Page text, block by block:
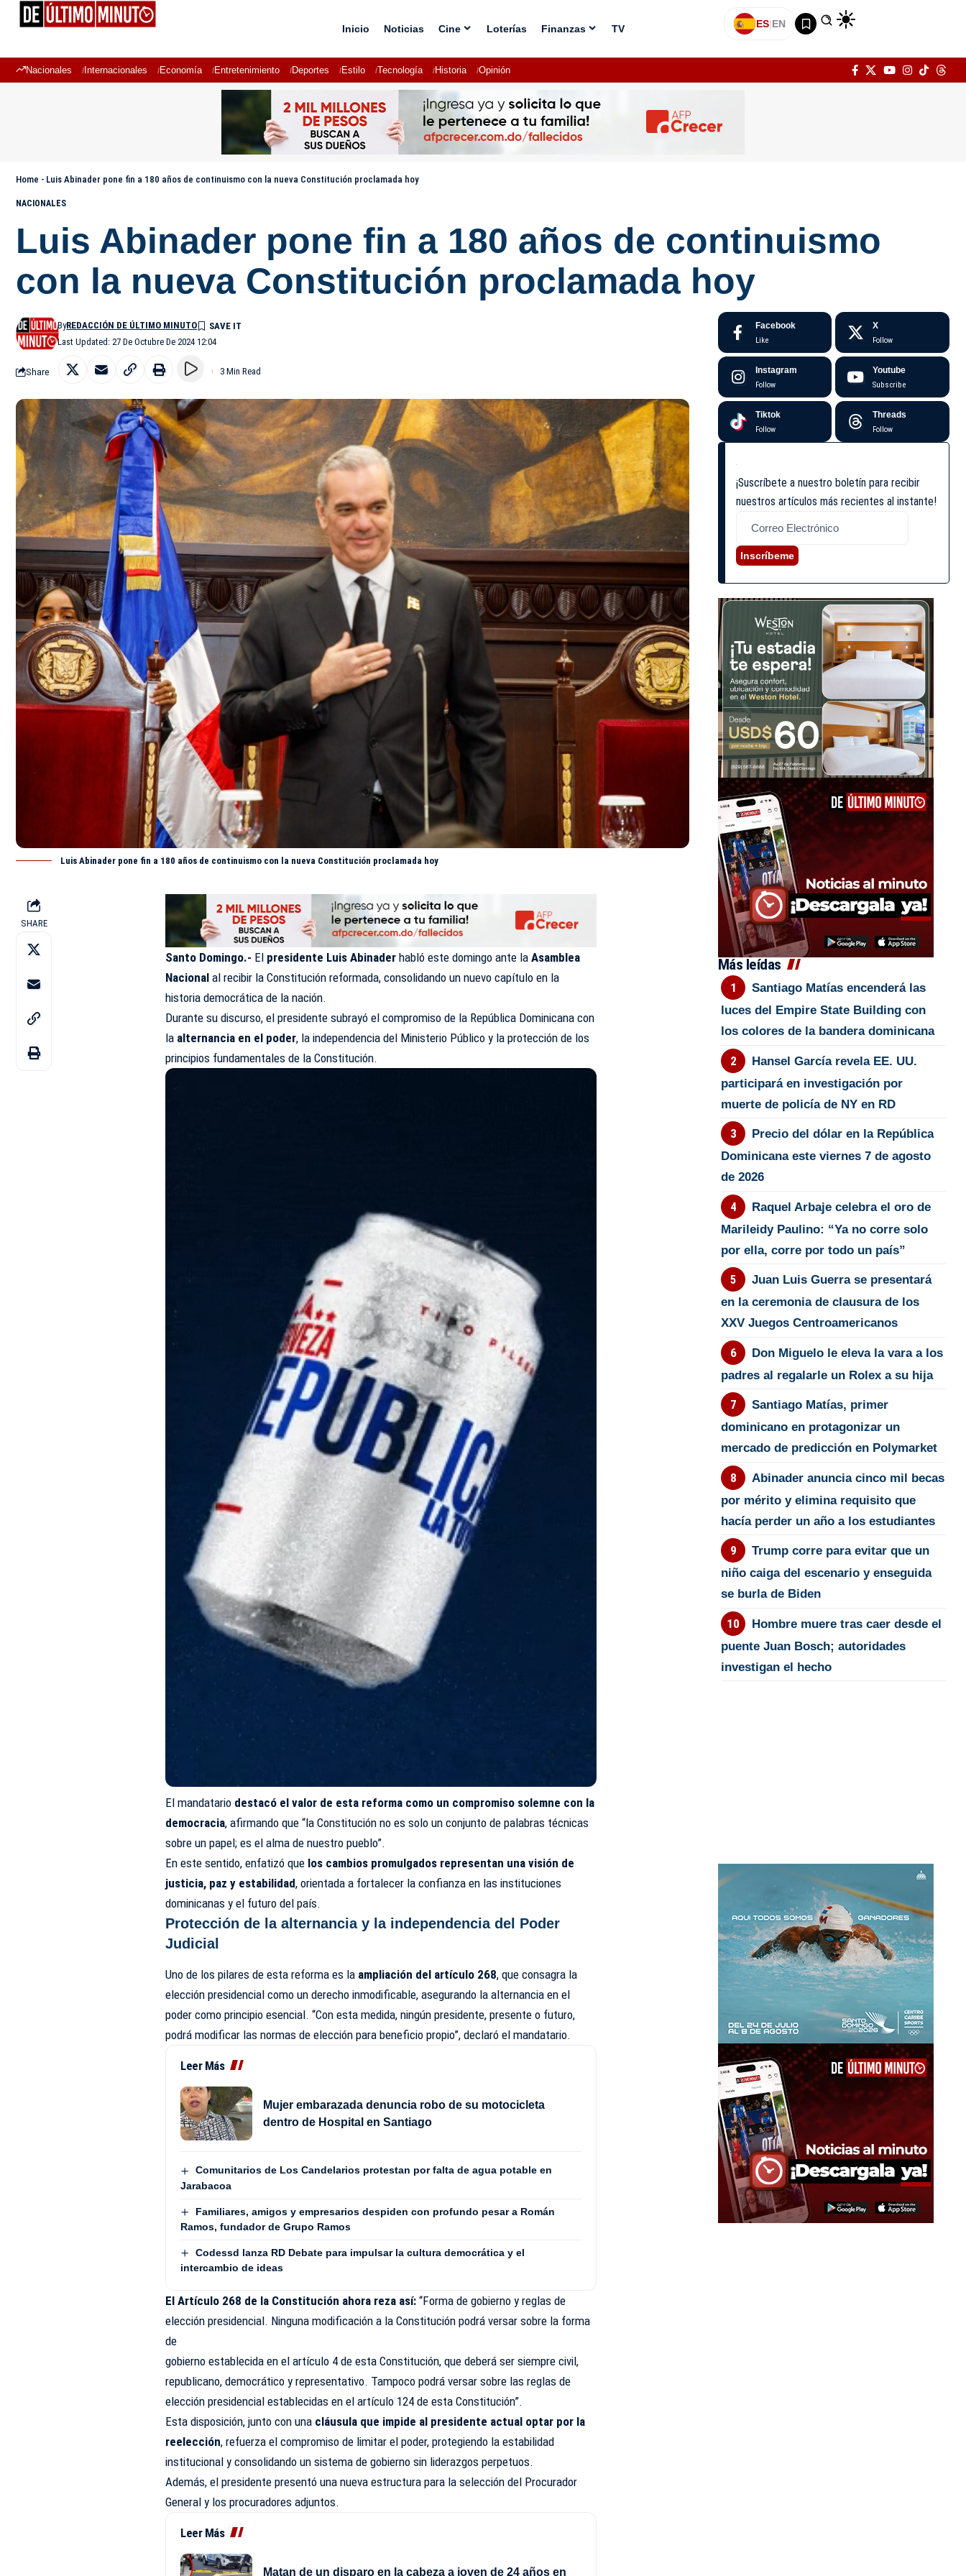
Inicio Noticias Cine Loterías Finanzas TV ES|EN
Nacionales Internacionales Economía Entretenimiento Deportes Estilo Tecnología Historia Opinión
Home - Luis Abinader pone fin a 180 años de continuismo con la nueva Constitución proclamada hoy
NACIONALES
Luis Abinader pone fin a 180 años de continuismo
con la nueva Constitución proclamada hoy
Last Updated: 27 De Octubre De 2024 12:04
ByREDACCIÓN DE ÚLTIMO MINUTO
Share 3 Min Read
Luis Abinader pone fin a 180 años de continuismo con la nueva Constitución proclamada hoy
SHARE
Santo Domingo.- El presidente Luis Abinader habló este domingo ante la Asamblea
Nacional al recibir la Constitución reformada, consolidando un nuevo capítulo en la
historia democrática de la nación.
Durante su discurso, el presidente subrayó el compromiso de la República Dominicana con
la alternancia en el poder, la independencia del Ministerio Público y la protección de los
principios fundamentales de la Constitución.
El mandatario destacó el valor de esta reforma como un compromiso solemne con la
democracia, afirmando que “la Constitución no es solo un conjunto de palabras técnicas
sobre un papel; es el alma de nuestro pueblo”.
En este sentido, enfatizó que los cambios promulgados representan una visión de
justicia, paz y estabilidad, orientada a fortalecer la confianza en las instituciones
dominicanas y el futuro del país.
Protección de la alternancia y la independencia del Poder
Judicial
Uno de los pilares de esta reforma es la ampliación del artículo 268, que consagra la
elección presidencial como un derecho inmodificable, asegurando la alternancia en el
poder como principio esencial. “Con esta medida, ningún presidente, presente o futuro,
podrá modificar las normas de elección para beneficio propio”, declaró el mandatario.
Leer Más
Mujer embarazada denuncia robo de su motocicleta
dentro de Hospital en Santiago
Comunitarios de Los Candelarios protestan por falta de agua potable en
Jarabacoa
Familiares, amigos y empresarios despiden con profundo pesar a Román
Ramos, fundador de Grupo Ramos
Codessd lanza RD Debate para impulsar la cultura democrática y el
intercambio de ideas
El Artículo 268 de la Constitución ahora reza así: “Forma de gobierno y reglas de
elección presidencial. Ninguna modificación a la Constitución podrá versar sobre la forma
de
gobierno establecida en el artículo 4 de esta Constitución, que deberá ser siempre civil,
republicano, democrático y representativo. Tampoco podrá versar sobre las reglas de
elección presidencial establecidas en el artículo 124 de esta Constitución”.
Esta disposición, junto con una cláusula que impide al presidente actual optar por la
reelección, refuerza el compromiso de limitar el poder, protegiendo la estabilidad
institucional y consolidando un sistema de gobierno sin liderazgos perpetuos.
Además, el presidente presentó una nueva estructura para la selección del Procurador
General y los procuradores adjuntos.
Leer Más
Matan de un disparo en la cabeza a joven de 24 años en
Facebook
Like
X
Follow
Instagram
Follow
Youtube
Subscribe
Tiktok
Follow
Threads
Follow
¡Suscríbete a nuestro boletín para recibir
nuestros artículos más recientes al instante!
Inscríbeme
Más leídas
Santiago Matías encenderá las
luces del Empire State Building con
los colores de la bandera dominicana
Hansel García revela EE. UU.
participará en investigación por
muerte de policía de NY en RD
Precio del dólar en la República
Dominicana este viernes 7 de agosto
de 2026
Raquel Arbaje celebra el oro de
Marileidy Paulino: “Ya no corre solo
por ella, corre por todo un país”
Juan Luis Guerra se presentará
en la ceremonia de clausura de los
XXV Juegos Centroamericanos
Don Miguelo le eleva la vara a los
padres al regalarle un Rolex a su hija
Santiago Matías, primer
dominicano en protagonizar un
mercado de predicción en Polymarket
Abinader anuncia cinco mil becas
por mérito y elimina requisito que
hacía perder un año a los estudiantes
Trump corre para evitar que un
niño caiga del escenario y enseguida
se burla de Biden
Hombre muere tras caer desde el
puente Juan Bosch; autoridades
investigan el hecho